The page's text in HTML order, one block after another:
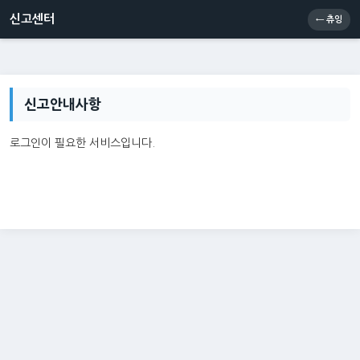
신고센터 메인
신고센터 ← 츄잉
신고안내사항
로그인이 필요한 서비스입니다.